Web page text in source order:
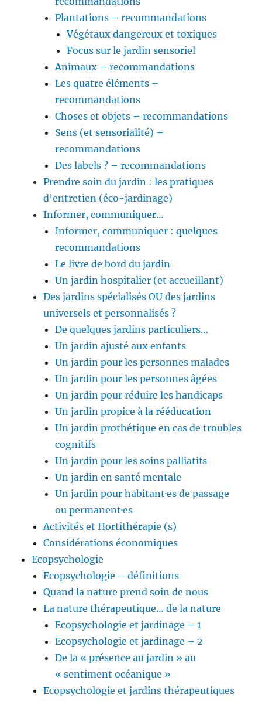
Plantations – recommandations
Végétaux dangereux et toxiques
Focus sur le jardin sensoriel
Animaux – recommandations
Les quatre éléments –
recommandations
Choses et objets – recommandations
Sens (et sensorialité) –
recommandations
Des labels ? – recommandations
Prendre soin du jardin : les pratiques
d’entretien (éco-jardinage)
Informer, communiquer…
Informer, communiquer : quelques
recommandations
Le livre de bord du jardin
Un jardin hospitalier (et accueillant)
Des jardins spécialisés OU des jardins
universels et personnalisés ?
De quelques jardins particuliers…
Un jardin ajusté aux enfants
Un jardin pour les personnes malades
Un jardin pour les personnes âgées
Un jardin pour réduire les handicaps
Un jardin propice à la rééducation
Un jardin prothétique en cas de troubles
cognitifs
Un jardin pour les soins palliatifs
Un jardin en santé mentale
Un jardin pour habitant·es de passage
ou permanent·es
Activités et Hortithérapie (s)
Considérations économiques
Ecopsychologie
Ecopsychologie – définitions
Quand la nature prend soin de nous
La nature thérapeutique… de la nature
Ecopsychologie et jardinage – 1
Ecopsychologie et jardinage – 2
De la « présence au jardin » au
« sentiment océanique »
Ecopsychologie et jardins thérapeutiques